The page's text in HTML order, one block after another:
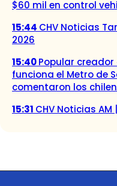
$60 mil en control
15:44 CHV Noticias
2026
15:40Popular
funciona el Metro de
comentaron los
15:31 CHV Noticias